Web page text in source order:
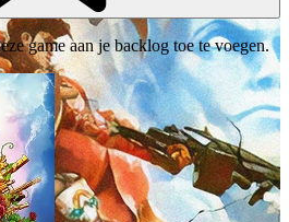
game aan je backlog toe te voegen.